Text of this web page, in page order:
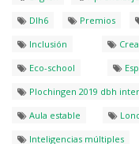
Dlh6
Premios
Inclusión
Eco-school
Plochingen 2019 dbh
Aula estable
Inteligencias múltiples